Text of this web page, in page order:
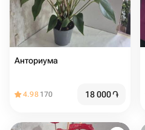
Анториума
4.98 170 18 000֏